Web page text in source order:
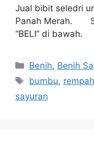
Jual bibit seledri
Panah Merah.
“BELI” di bawah.
Kategori
Benih, Benih
Tag
bumbu, rempah
sayuran